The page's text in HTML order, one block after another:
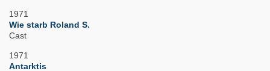
1971
Wie starb Roland S.
Cast
1971
Antarktis